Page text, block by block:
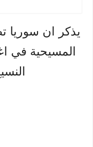
يذكر ان سوريا
المسيحية في